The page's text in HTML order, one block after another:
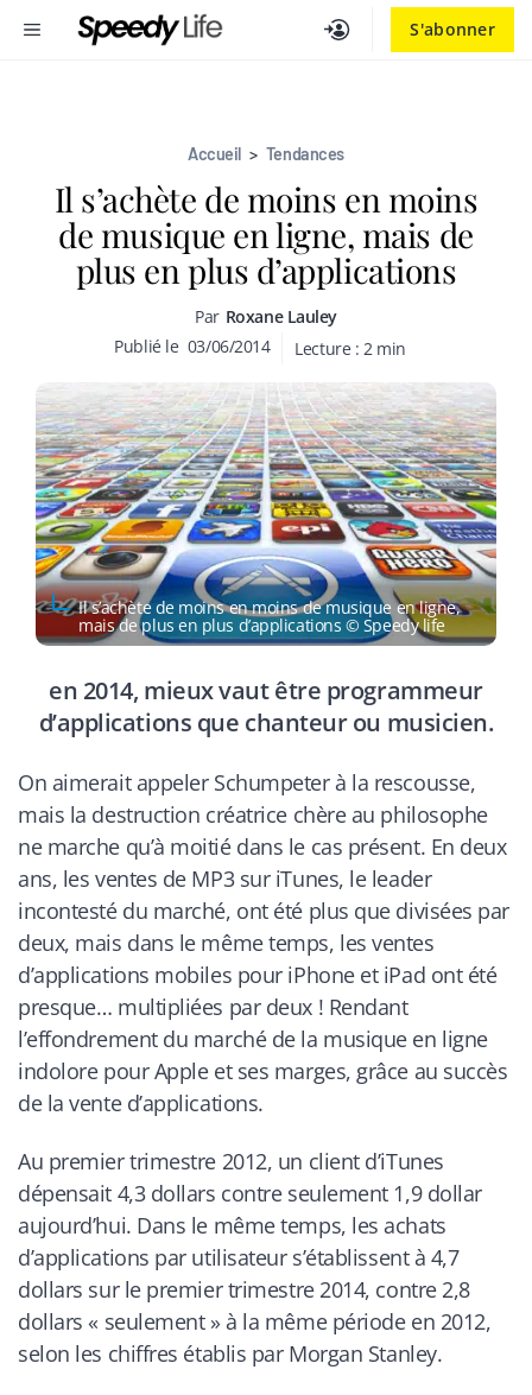
S'abonner
MENU
Accueil > Tendances
Il s’achète de moins en moins
de musique en ligne, mais de
plus en plus d’applications
Par Roxane Lauley
Publié le 03/06/2014 Lecture : 2 min
Il s’achète de moins en moins de musique en ligne,
mais de plus en plus d’applications © Speedy life
en 2014, mieux vaut être programmeur
d’applications que chanteur ou musicien.
On aimerait appeler Schumpeter à la rescousse,
mais la destruction créatrice chère au philosophe
ne marche qu’à moitié dans le cas présent. En deux
ans, les ventes de MP3 sur iTunes, le leader
incontesté du marché, ont été plus que divisées par
deux, mais dans le même temps, les ventes
d’applications mobiles pour iPhone et iPad ont été
presque… multipliées par deux ! Rendant
l’effondrement du marché de la musique en ligne
indolore pour Apple et ses marges, grâce au succès
de la vente d’applications.
Au premier trimestre 2012, un client d’iTunes
dépensait 4,3 dollars contre seulement 1,9 dollar
aujourd’hui. Dans le même temps, les achats
d’applications par utilisateur s’établissent à 4,7
dollars sur le premier trimestre 2014, contre 2,8
dollars « seulement » à la même période en 2012,
selon les chiffres établis par Morgan Stanley.